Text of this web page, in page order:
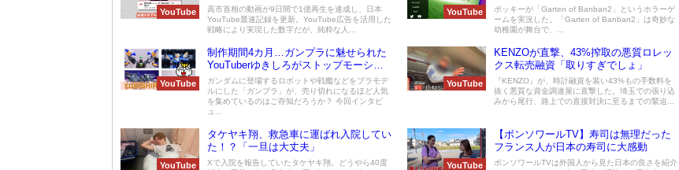
YouTube
高市首相の動画が9日間で1億再生を達成し、日本
YouTube最速記録を更新。YouTube広告を活用した
戦略により実現した数字だが、純粋な人...
YouTube
ポッキーが「Garten of Banban2」というホラーゲ
ームを実況した。「Garten of Banban2」は奇妙な
幼稚園が舞台で、...
YouTube
制作期間4カ月…ガンプラに魅せられた
YouTuberゆきしろがストップモーショ
ン動画の作成秘話を大公開！
ガンダムに登場するロボットや戦艦などをプラモデ
ルにした「ガンプラ」が、売り切れになるほど人気
を集めているのはご存知だろうか？ 今回インタビ
ュ...
YouTube
KENZOが直撃、43%搾取の悪質ロレッ
クス転売融資「取りすぎでしょ」
『KENZO』が、時計融資を装い43%もの手数料を
抜く悪質な資金調達屋に直撃した。埼玉での張り込
みから尾行、路上での直接対決に至るまでの緊迫...
YouTube
タケヤキ翔、救急車に運ばれ入院してい
た！？「一旦は大丈夫」
Xで入院を報告していたタケヤキ翔。どうやら40度
YouTube
【ボンソワールTV】寿司は無理だった
フランス人が日本の寿司に大感動
ボンソワールTVは外国人から見た日本の良さを紹介